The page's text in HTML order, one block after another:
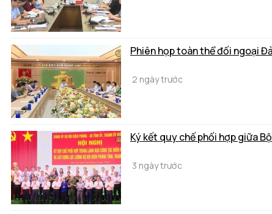
Phiên họp toàn thể đối ngoại
2 ngày trước
Ký kết quy chế phối hợp giữa
3 ngày trước